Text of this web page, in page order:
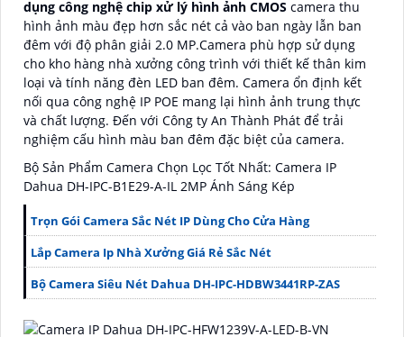
dụng công nghệ chip xử lý hình ảnh CMOS camera thu
hình ảnh màu đẹp hơn sắc nét cả vào ban ngày lẫn ban
đêm với độ phân giải 2.0 MP.Camera phù hợp sử dụng
cho kho hàng nhà xưởng công trình với thiết kế thân kim
loại và tính năng đèn LED ban đêm. Camera ổn định kết
nối qua công nghệ IP POE mang lại hình ảnh trung thực
và chất lượng. Đến với Công ty An Thành Phát để trải
nghiệm cấu hình màu ban đêm đặc biệt của camera.
Bộ Sản Phẩm Camera Chọn Lọc Tốt Nhất: Camera IP
Dahua DH-IPC-B1E29-A-IL 2MP Ánh Sáng Kép
Trọn Gói Camera Sắc Nét IP Dùng Cho Cửa Hàng
Lắp Camera Ip Nhà Xưởng Giá Rẻ Sắc Nét
Bộ Camera Siêu Nét Dahua DH-IPC-HDBW3441RP-ZAS